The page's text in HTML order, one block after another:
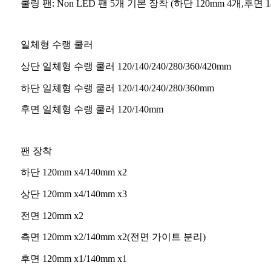
쿨링 팬: Non LED 팬 5개 기본 장착 (하단 120mm 4개,후면
일체형 수랭 쿨러
상단 일체형 수랭 쿨러 120/140/240/280/360/420mm
하단 일체형 수랭 쿨러 120/140/240/280/360mm
후면 일체형 수랭 쿨러 120/140mm
팬 장착
하단 120mm x4/140mm x2
상단 120mm x4/140mm x3
전면 120mm x2
측면 120mm x2/140mm x2(전면 가이트 분리)
후면 120mm x1/140mm x1